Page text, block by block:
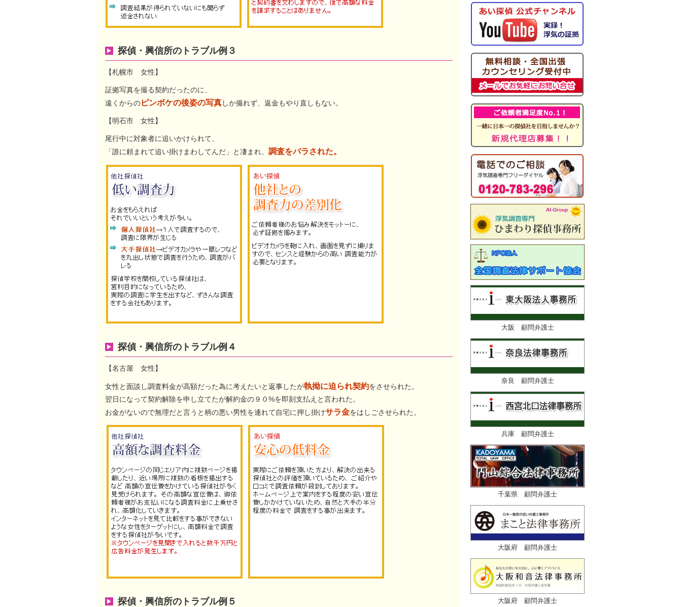
探偵・興信所のトラブル例３
【札幌市 女性】
証拠写真を撮る契約だったのに、
遠くからのピンボケの後姿の写真しか撮れず、返金もやり直しもない。
【明石市 女性】
尾行中に対象者に追いかけられて、
「誰に頼まれて追い掛けまわしてんだ」と凄まれ、 調査をバラされた。
探偵・興信所のトラブル例４
【名古屋 女性】
女性と面談し調査料金が高額だった為に考えたいと返事したが執拗に迫られ契約をさせられた。
翌日になって契約解除を申し立てたが解約金の９０%を即刻支払えと言われた。
お金がないので無理だと言うと柄の悪い男性を連れて自宅に押し掛けサラ金をはしごさせられた。
探偵・興信所のトラブル例５
大阪 顧問弁護士
奈良 顧問弁護士
兵庫 顧問弁護士
千葉県 顧問弁護士
大阪府 顧問弁護士
大阪府 顧問弁護士